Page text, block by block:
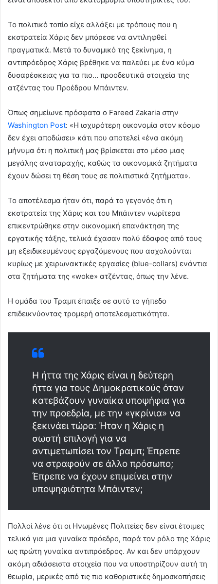
Το πολιτικό τοπίο είχε αλλάξει με τρόπους που η
εκστρατεία Χάρις δεν μπόρεσε να αντιληφθεί
πραγματικά. Μετά το δυναμικό της ξεκίνημα, η
αντιπρόεδρος Χάρις βρέθηκε να παλεύει με ένα κύμα
δυσαρέσκειας για τα πιο… προοδευτικά στοιχεία της
ατζέντας του Προέδρου Μπάιντεν.
Όπως σημείωνε πρόσφατα ο Fareed Zakaria στην
Washington Post: «Η ισχυρότερη οικονομία στον κόσμο
δεν έχει αποδώσει» κάτι που αποτελεί «ένα ακόμη
μήνυμα ότι η πολιτική μας βρίσκεται στο μέσο μιας
μεγάλης αναταραχής, καθώς τα οικονομικά ζητήματα
έχουν δώσει τη θέση τους σε πολιτιστικά ζητήματα».
Το αποτέλεσμα ήταν ότι, παρά το γεγονός ότι η
εκστρατεία της Χάρις και του Μπάιντεν νωρίτερα
επικεντρώθηκε στην οικονομική επανάκτηση της
εργατικής τάξης, τελικά έχασαν πολύ έδαφος από τους
μη εξειδικευμένους εργαζόμενους που ασχολούνται
κυρίως με χειρωνακτικές εργασίες (blue-collars) ενάντια
στα ζητήματα της «woke» ατζέντας, όπως την λένε.
Η ομάδα του Τραμπ έπαιξε σε αυτό το γήπεδο
επιδεικνύοντας τρομερή αποτελεσματικότητα.
Η ήττα της Χάρις είναι η δεύτερη
ήττα για τους Δημοκρατικούς όταν
κατεβάζουν γυναίκα υποψήφια για
την προεδρία, με την «γκρίνια» να
ξεκινάει τώρα: Ήταν η Χάρις η
σωστή επιλογή για να
αντιμετωπίσει τον Τραμπ; Έπρεπε
να στραφούν σε άλλο πρόσωπο;
Έπρεπε να έχουν επιμείνει στην
υποψηφιότητα Μπάιντεν;
Πολλοί λένε ότι οι Ηνωμένες Πολιτείες δεν είναι έτοιμες
τελικά για μια γυναίκα πρόεδρο, παρά τον ρόλο της Χάρις
ως πρώτη γυναίκα αντιπρόεδρος. Αν και δεν υπάρχουν
ακόμη αδιάσειστα στοιχεία που να υποστηρίζουν αυτή τη
θεωρία, μερικές από τις πιο καθοριστικές δημοσκοπήσεις